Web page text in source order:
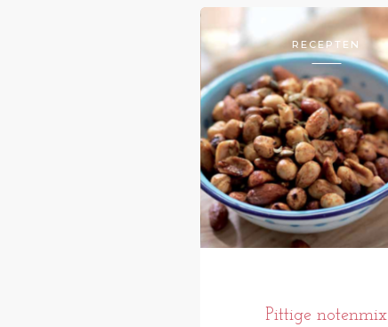
RECEPTEN
Pittige notenmix